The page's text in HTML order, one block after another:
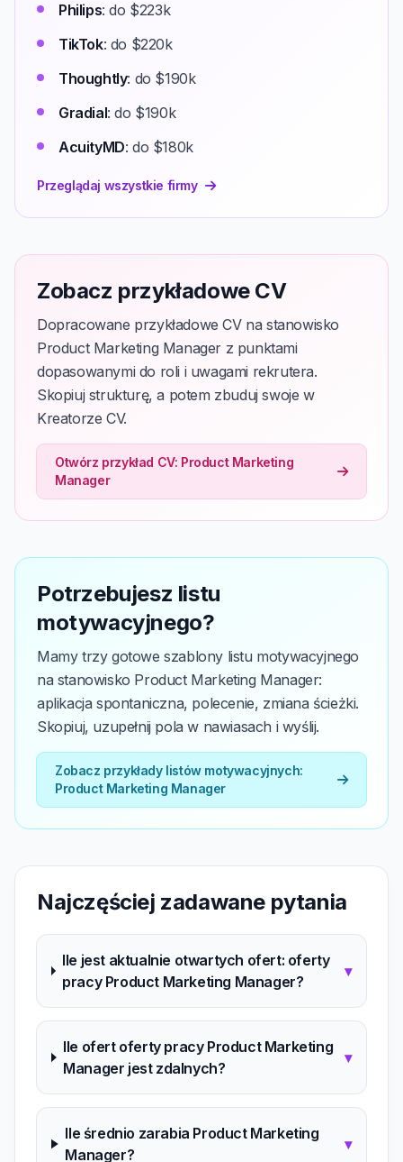
Philips: do $223k
TikTok: do $220k
Thoughtly: do $190k
Gradial: do $190k
AcuityMD: do $180k
Przeglądaj wszystkie firmy
Zobacz przykładowe CV
Dopracowane przykładowe CV na stanowisko
Product Marketing Manager z punktami
dopasowanymi do roli i uwagami rekrutera.
Skopiuj strukturę, a potem zbuduj swoje w
Kreatorze CV.
Otwórz przykład CV: Product Marketing
Manager
Potrzebujesz listu
motywacyjnego?
Mamy trzy gotowe szablony listu motywacyjnego
na stanowisko Product Marketing Manager:
aplikacja spontaniczna, polecenie, zmiana ścieżki.
Skopiuj, uzupełnij pola w nawiasach i wyślij.
Zobacz przykłady listów motywacyjnych:
Product Marketing Manager
Najczęściej zadawane pytania
Ile jest aktualnie otwartych ofert: oferty
pracy Product Marketing Manager?
▾
Ile ofert oferty pracy Product Marketing
Manager jest zdalnych?
▾
Ile średnio zarabia Product Marketing
Manager?
▾